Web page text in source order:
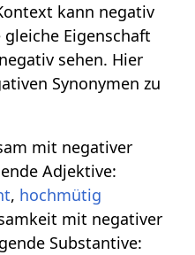
kann negativ
Eigenschaft
sehen. Hier
Synonymen zu
mit negativer
Adjektive:
, hochmütig
mit negativer
Substantive: